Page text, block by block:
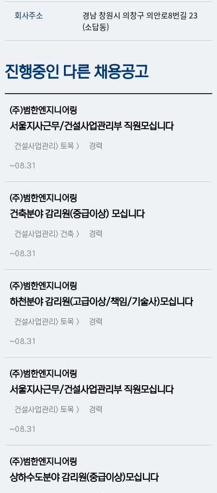
회사주소
경남 창원시 의창구 의안로8번길 23
(소답동)
진행중인 다른 채용공고
(주)범한엔지니어링
서울지사근무/건설사업관리부 직원모십니다
건설사업관리> 토목 > 경력
~08.31
(주)범한엔지니어링
건축분야 감리원(중급이상) 모십니다
건설사업관리> 건축 > 경력
~08.31
(주)범한엔지니어링
하천분야 감리원(고급이상/책임/기술사)모십니다
건설사업관리> 토목 > 경력
~08.31
(주)범한엔지니어링
서울지사근무/건설사업관리부 직원모십니다
건설사업관리> 토목 > 경력
~08.31
(주)범한엔지니어링
상하수도분야 감리원(중급이상)모십니다